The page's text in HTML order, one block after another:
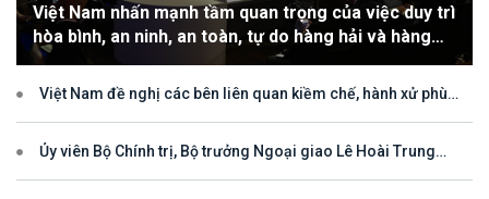
Việt Nam nhấn mạnh tầm quan trọng của việc duy trì
hòa bình, an ninh, an toàn, tự do hàng hải và hàng
không
Việt Nam đề nghị các bên liên quan kiềm chế, hành xử phù
phán đối với vùng đặc quyền kinh tế và thềm lục địa của quốc gia
ven biển
Ủy viên Bộ Chính trị, Bộ trưởng Ngoại giao Lê Hoài Trung